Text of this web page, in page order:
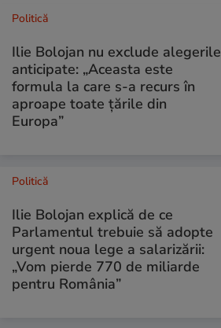
Politică
Ilie Bolojan nu exclude alegerile
anticipate: „Aceasta este
formula la care s-a recurs în
aproape toate ţările din
Europa”
Politică
Ilie Bolojan explică de ce
Parlamentul trebuie să adopte
urgent noua lege a salarizării:
„Vom pierde 770 de miliarde
pentru România”